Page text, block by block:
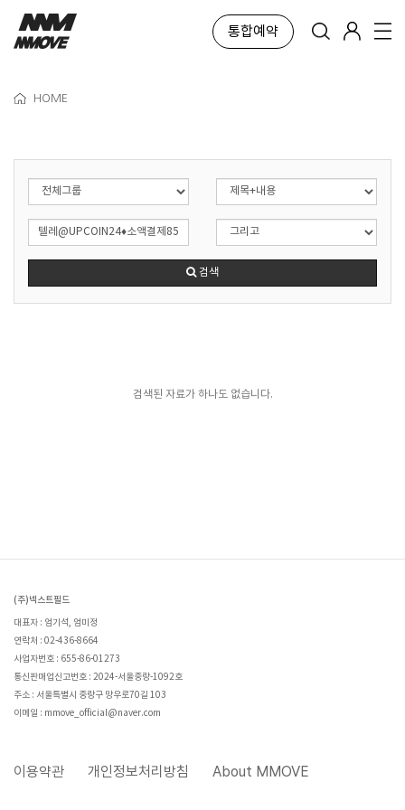
통합예약
HOME
검색
검색된 자료가 하나도 없습니다.
(주)넥스트필드
대표자 : 엄기석, 엄미정
연락처 : 02-436-8664
사업자번호 : 655-86-01273
통신판매업신고번호 : 2024-서울중랑-1092호
주소 : 서울특별시 중랑구 망우로70길 103
이메일 : mmove_official@naver.com
이용약관 개인정보처리방침 About MMOVE